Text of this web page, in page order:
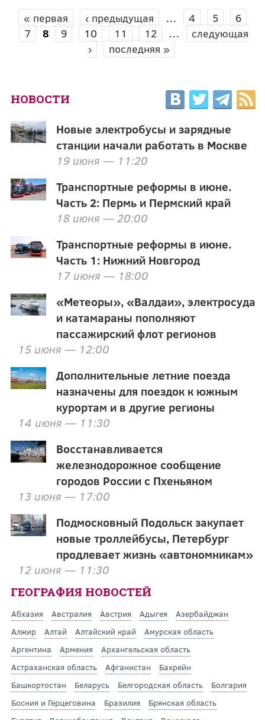
СТРАНИЦЫ
« первая ‹ предыдущая … 4 5
6
7
8 9 10 11 12 …
следующая
›
последняя »
НОВОСТИ
Новые электробусы и зарядные
станции начали работать в Москве
19 июня — 11:20
Транспортные реформы в июне.
Часть 2: Пермь и Пермский край
18 июня — 20:00
Транспортные реформы в июне.
Часть 1: Нижний Новгород
17 июня — 18:00
«Метеоры», «Валдаи», электросуда
и катамараны пополняют
пассажирский флот регионов
15 июня — 12:00
Дополнительные летние поезда
назначены для поездок к южным
курортам и в другие регионы
14 июня — 11:30
Восстанавливается
железнодорожное сообщение
городов России с Пхеньяном
13 июня — 17:00
Подмосковный Подольск закупает
новые троллейбусы, Петербург
продлевает жизнь «автономникам»
12 июня — 11:30
ГЕОГРАФИЯ НОВОСТЕЙ
Абхазия Австралия Австрия Адыгея
Азербайджан
Алжир
Алтай Алтайский край
Амурская область
Аргентина
Армения
Архангельская область
Астраханская область
Афганистан
Бахрейн
Башкортостан
Беларусь Белгородская область
Болгария
Босния и Герцеговина
Бразилия
Брянская область